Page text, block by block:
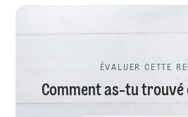
ÉVALUER CETTE
Comment as-tu